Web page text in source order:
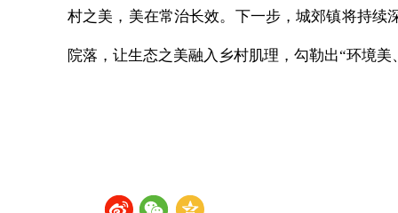
村之美，美在常治长效。下一步，城郊镇将持
院落，让生态之美融入乡村肌理，勾勒出“环境